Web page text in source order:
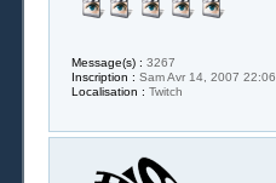
Message(s) : 3267
Inscription : Sam Avr 14, 2007 22:06
Localisation : Twitch